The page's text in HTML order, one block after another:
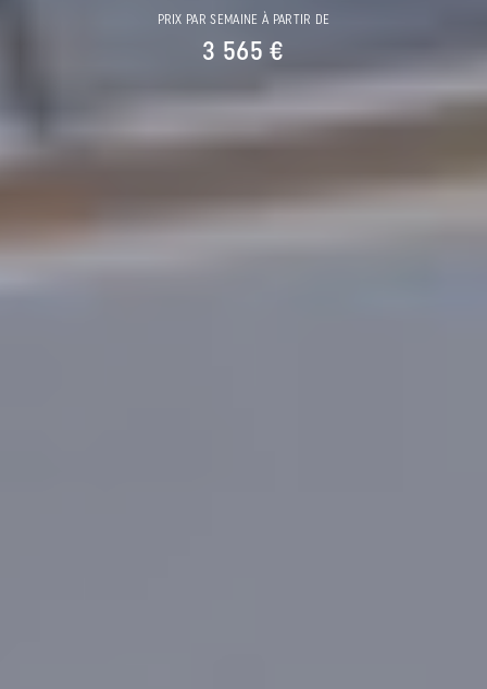
PRIX PAR SEMAINE À PARTIR DE
3 565 €